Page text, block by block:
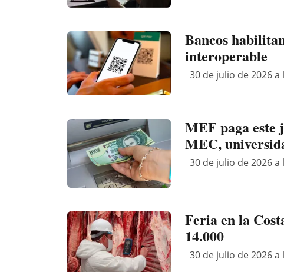
Bancos
interoperable
30 de julio de 2026 a
MEF paga este
MEC,
30 de julio de 2026 a
Feria en la
14.000
30 de julio de 2026 a